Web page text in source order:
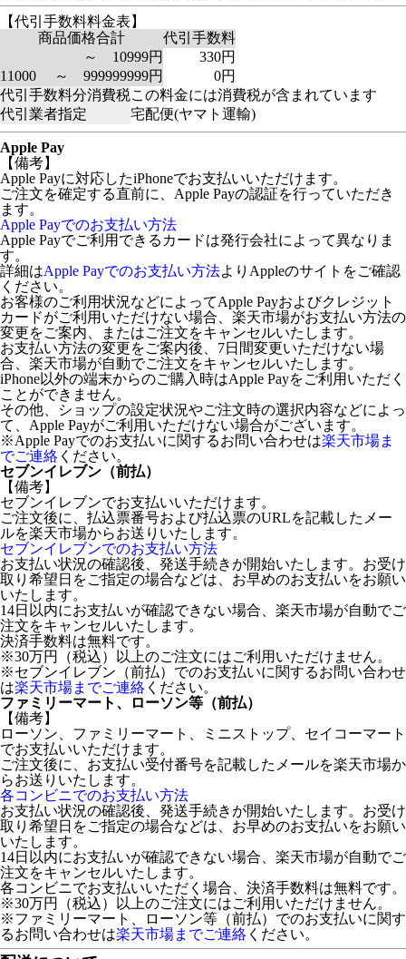
【代引手数料料金表】
商品価格合計
代引手数料
～ 10999円
330円
11000 ～ 999999999円
0円
代引手数料分消費税この料金には消費税が含まれています
代引業者指定
宅配便(ヤマト運輸)
Apple Pay
【備考】
Apple Payに対応したiPhoneでお支払いいただけます。
ご注文を確定する直前に、Apple Payの認証を行っていただき
ます。
Apple Payでのお支払い方法
Apple Payでご利用できるカードは発行会社によって異なりま
す。
詳細はApple Payでのお支払い方法よりAppleのサイトをご確認
ください。
お客様のご利用状況などによってApple Payおよびクレジット
カードがご利用いただけない場合、楽天市場がお支払い方法の
変更をご案内、またはご注文をキャンセルいたします。
お支払い方法の変更をご案内後、7日間変更いただけない場
合、楽天市場が自動でご注文をキャンセルいたします。
iPhone以外の端末からのご購入時はApple Payをご利用いただく
ことができません。
その他、ショップの設定状況やご注文時の選択内容などによっ
て、Apple Payがご利用いただけない場合がございます。
※Apple Payでのお支払いに関するお問い合わせは楽天市場ま
でご連絡 ください。
セブンイレブン（前払）
【備考】
セブンイレブンでお支払いいただけます。
ご注文後に、払込票番号および払込票のURLを記載したメー
ルを楽天市場からお送りいたします。
セブンイレブンでのお支払い方法
お支払い状況の確認後、発送手続きが開始いたします。お受け
取り希望日をご指定の場合などは、お早めのお支払いをお願い
いたします。
14日以内にお支払いが確認できない場合、楽天市場が自動でご
注文をキャンセルいたします。
決済手数料は無料です。
※30万円（税込）以上のご注文にはご利用いただけません。
※セブンイレブン（前払）でのお支払いに関するお問い合わせ
は楽天市場までご連絡 ください。
ファミリーマート、ローソン等（前払）
【備考】
ローソン、ファミリーマート、ミニストップ、セイコーマート
でお支払いいただけます。
ご注文後に、お支払い受付番号を記載したメールを楽天市場か
らお送りいたします。
各コンビニでのお支払い方法
お支払い状況の確認後、発送手続きが開始いたします。お受け
取り希望日をご指定の場合などは、お早めのお支払いをお願い
いたします。
14日以内にお支払いが確認できない場合、楽天市場が自動でご
注文をキャンセルいたします。
各コンビニでお支払いいただく場合、決済手数料は無料です。
※30万円（税込）以上のご注文にはご利用いただけません。
※ファミリーマート、ローソン等（前払）でのお支払いに関す
るお問い合わせは楽天市場までご連絡 ください。